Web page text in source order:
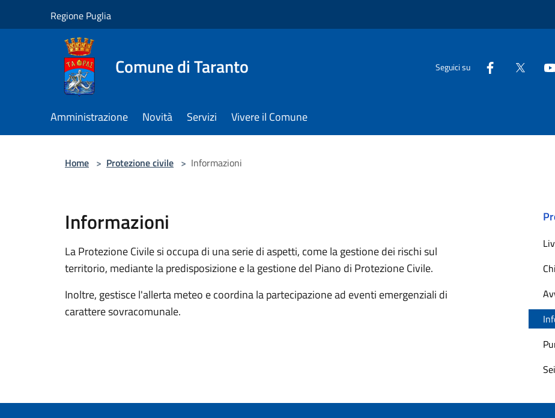
Regione Puglia
Comune di Taranto Seguici su
Amministrazione Novità Servizi Vivere il Comune
Home > Protezione civile > Informazioni
Informazioni
La Protezione Civile si occupa di una serie di aspetti, come la gestione dei rischi sul
territorio, mediante la predisposizione e la gestione del Piano di Protezione Civile.
Inoltre, gestisce l'allerta meteo e coordina la partecipazione ad eventi emergenziali di
carattere sovracomunale.